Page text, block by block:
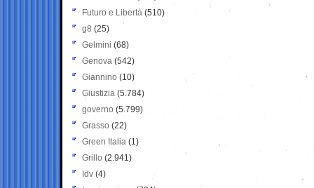
Futuro e Libertà (510)
g8 (25)
Gelmini (68)
Genova (542)
Giannino (10)
Giustizia (5.784)
governo (5.799)
Grasso (22)
Green Italia (1)
Grillo (2.941)
Idv (4)